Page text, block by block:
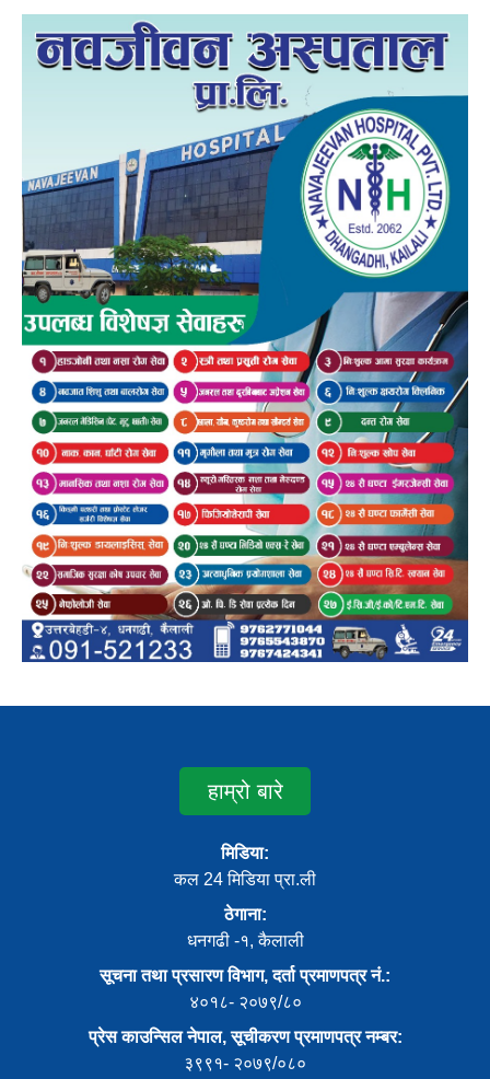
हाम्रो बारे
मिडिया:
कल 24 मिडिया प्रा.ली
ठेगाना:
धनगढी -१, कैलाली
सूचना तथा प्रसारण विभाग, दर्ता प्रमाणपत्र नं.:
४०१८- २०७९/८०
प्रेस काउन्सिल नेपाल, सूचीकरण प्रमाणपत्र नम्बर:
३९९१- २०७९/०८०